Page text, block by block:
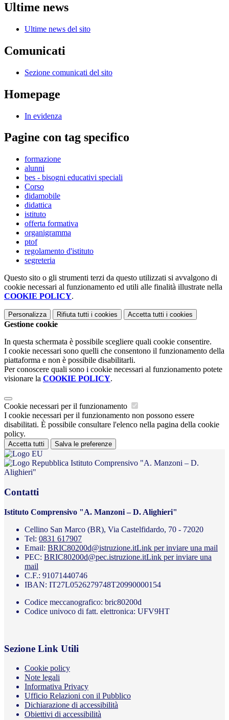
Ultime news
Ultime news del sito
Comunicati
Sezione comunicati del sito
Homepage
In evidenza
Pagine con tag specifico
formazione
alunni
bes - bisogni educativi speciali
Corso
didamobile
didattica
istituto
offerta formativa
organigramma
ptof
regolamento d'istituto
segreteria
Questo sito o gli strumenti terzi da questo utilizzati si avvalgono di
cookie necessari al funzionamento ed utili alle finalità illustrate nella
COOKIE POLICY.
Personalizza Rifiuta tutti i cookies Accetta tutti i cookies
Gestione cookie
In questa schermata è possibile scegliere quali cookie consentire.
I cookie necessari sono quelli che consentono il funzionamento della
piattaforma e non è possibile disabilitarli.
Per conoscere quali sono i cookie necessari al funzionamento potete
visionare la COOKIE POLICY.
Cookie necessari per il funzionamento
I cookie necessari per il funzionamento non possono essere
disabilitati. È possibile consultare l'elenco nella pagina della cookie
policy.
Accetta tutti Salva le preferenze
Istituto Comprensivo "A. Manzoni – D.
Alighieri"
Contatti
Istituto Comprensivo "A. Manzoni – D. Alighieri"
Cellino San Marco (BR), Via Castelfidardo, 70 - 72020
Tel: 0831 617907
Email: BRIC80200d@istruzione.itLink per inviare una mail
PEC: BRIC80200d@pec.istruzione.itLink per inviare una
mail
C.F.: 91071440746
IBAN: IT27L0526279748T20990000154
Codice meccanografico: bric80200d
Codice univoco di fatt. elettronica: UFV9HT
Sezione Link Utili
Cookie policy
Note legali
Informativa Privacy
Ufficio Relazioni con il Pubblico
Dichiarazione di accessibilità
Obiettivi di accessibilità